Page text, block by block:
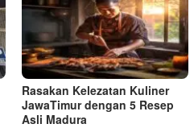
Rasakan Kelezatan Kuliner
JawaTimur dengan 5 Resep
Asli Madura